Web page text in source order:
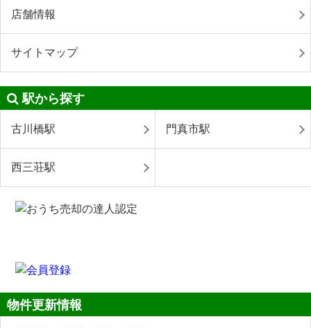
店舗情報
サイトマップ
駅から探す
古川橋駅 門真市駅
西三荘駅
物件更新情報